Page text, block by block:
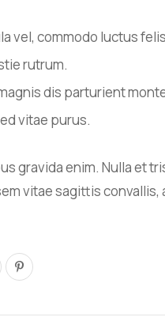
vel, commodo luctus
rutrum.
dis parturient
vitae purus.
gravida enim. Nulla et
vitae sagittis